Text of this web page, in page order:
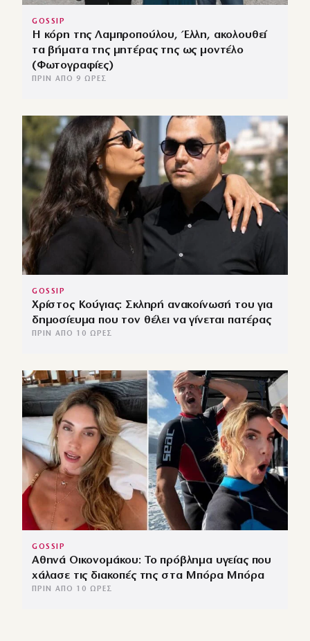
GOSSIP
Η κόρη της Λαμπροπούλου, Έλλη, ακολουθεί
τα βήματα της μητέρας της ως μοντέλο
(Φωτογραφίες)
ΠΡΙΝ ΑΠΌ 9 ΏΡΕΣ
GOSSIP
Χρίστος Κούγιας: Σκληρή ανακοίνωσή του για
δημοσίευμα που τον θέλει να γίνεται πατέρας
ΠΡΙΝ ΑΠΌ 10 ΏΡΕΣ
GOSSIP
Αθηνά Οικονομάκου: Το πρόβλημα υγείας που
χάλασε τις διακοπές της στα Μπόρα Μπόρα
ΠΡΙΝ ΑΠΌ 10 ΏΡΕΣ